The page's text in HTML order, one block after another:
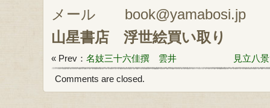
メール book@yamabosi.jp
山星書店
浮世絵買い取り
« Prev： 名妓三十六佳撰 雲井
見立八
Comments are closed.